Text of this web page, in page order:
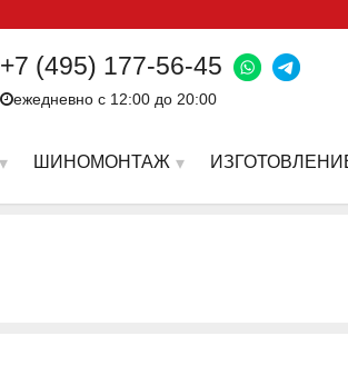
+7 (495) 177-56-45
ежедневно с 12:00 до 20:00
ШИНОМОНТАЖ